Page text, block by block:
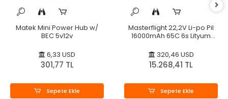
Matek Mini Power Hub w/
BEC 5v12v
6,33 USD
301,77 TL
Sepete Ekle
Masterflight 22,2V Li-po Pil
16000mAh 65C 6s Lityum
320,46 USD
15.268,41 TL
Sepete Ekle